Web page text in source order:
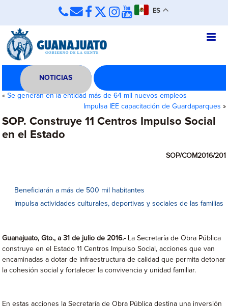
ES
NOTICIAS
«Se generan en la entidad más de 64 mil nuevos empleos
Impulsa IEE capacitación de Guardaparques »
SOP. Construye 11 Centros Impulso Social
en el Estado
SOP/COM2016/201
Beneficiarán a más de 500 mil habitantes
Impulsa actividades culturales, deportivas y sociales de las familias
Guanajuato, Gto., a 31 de julio de 2016.-La Secretaría de Obra Pública
construye en el Estado 11 Centros Impulso Social, acciones que van
encaminadas a dotar de infraestructura de calidad que permita detonar
la cohesión social y fortalecer la convivencia y unidad familiar.
En estas acciones la Secretaría de Obra Pública destina una inversión